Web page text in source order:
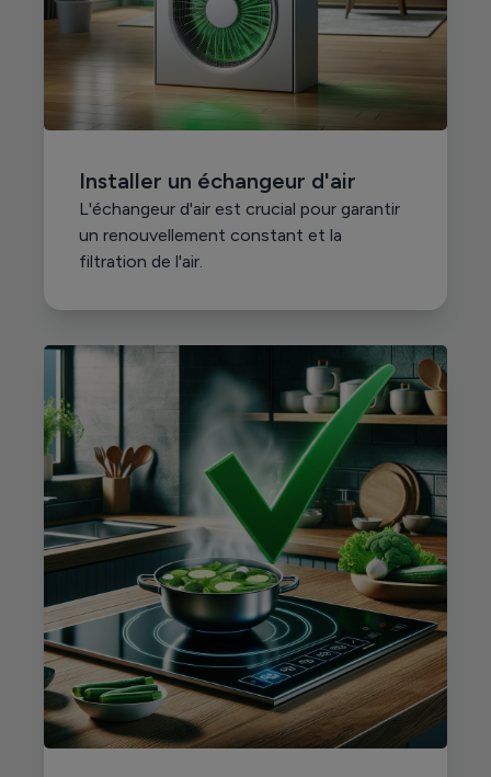
Installer un échangeur d'air
L'échangeur d'air est crucial pour garantir
un renouvellement constant et la
filtration de l'air.